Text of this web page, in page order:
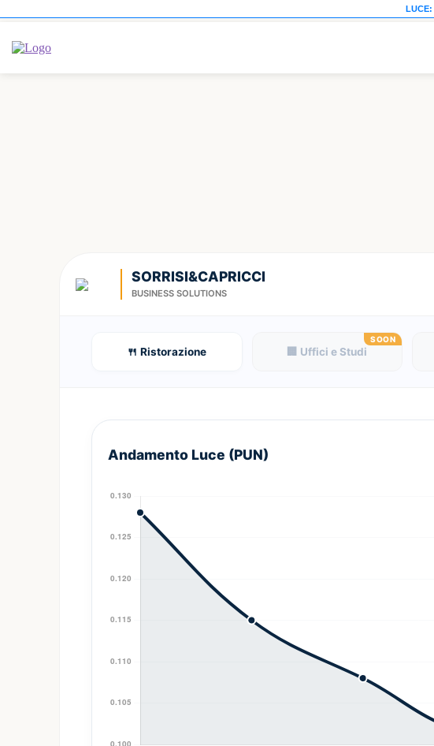
LUCE:
SORRISI&CAPRICCI
BUSINESS SOLUTIONS
🍴 Ristorazione
SOON
🏢 Uffici e Studi
Andamento Luce (PUN)